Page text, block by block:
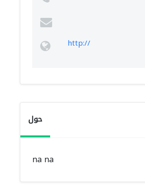
http://
حول
na na